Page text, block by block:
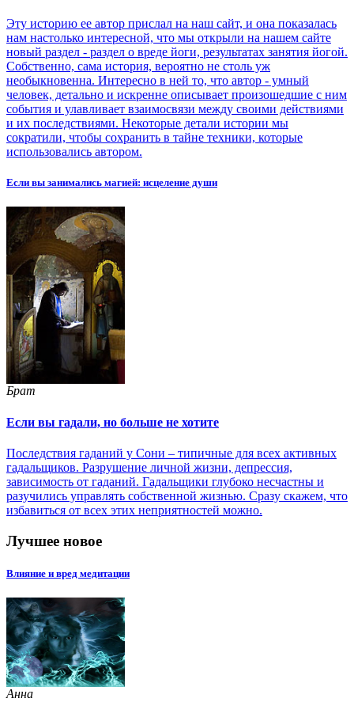
Эту историю ее автор прислал на наш сайт, и она показалась
нам настолько интересной, что мы открыли на нашем сайте
новый раздел - раздел о вреде йоги, результатах занятия йогой.
Собственно, сама история, вероятно не столь уж
необыкновенна. Интересно в ней то, что автор - умный
человек, детально и искренне описывает произошедшие с ним
события и улавливает взаимосвязи между своими действиями
и их последствиями. Некоторые детали истории мы
сократили, чтобы сохранить в тайне техники, которые
использовались автором.
Если вы занимались магией: исцеление души
Брат
Если вы гадали, но больше не хотите
Последствия гаданий у Сони – типичные для всех активных
гадальщиков. Разрушение личной жизни, депрессия,
зависимость от гаданий. Гадальщики глубоко несчастны и
разучились управлять собственной жизнью. Сразу скажем, что
избавиться от всех этих неприятностей можно.
Лучшее новое
Влияние и вред медитации
Анна